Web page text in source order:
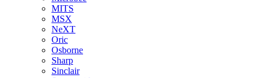
MITS
MSX
NeXT
Oric
Osborne
Sharp
Sinclair